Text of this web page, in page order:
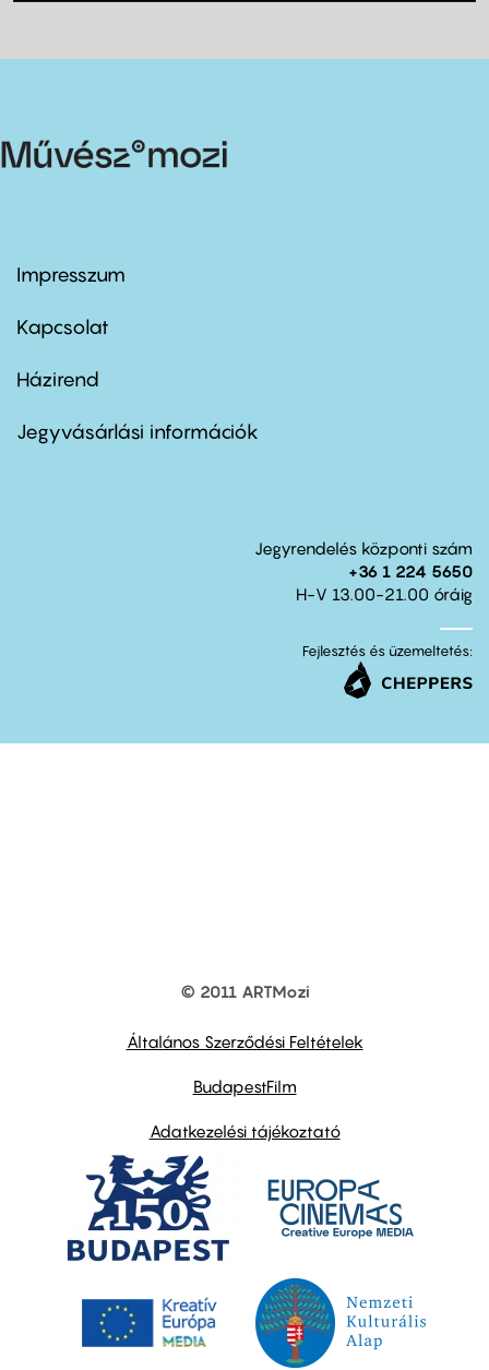
Footer
first
Impresszum
Kapcsolat
Footer
second
Házirend
Jegyvásárlási információk
Jegyrendelés központi szám
+36 1 224 5650
H-V 13.00-21.00 óráig
Fejlesztés és üzemeltetés:
© 2011 ARTMozi
Általános Szerződési Feltételek
BudapestFilm
Adatkezelési tájékoztató